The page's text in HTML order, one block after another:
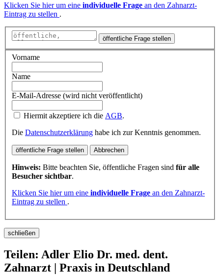
Klicken Sie hier um eine individuelle Frage an den Zahnarzt-
Eintrag zu stellen .
öffentliche Frage stellen
Vorname
Name
E-Mail-Adresse (wird nicht veröffentlicht)
Hiermit akzeptiere ich die AGB.
Die Datenschutzerklärung habe ich zur Kenntnis genommen.
öffentliche Frage stellen Abbrechen
Hinweis: Bitte beachten Sie, öffentliche Fragen sind für alle
Besucher sichtbar.
Klicken Sie hier um eine individuelle Frage an den Zahnarzt-
Eintrag zu stellen .
schließen
Teilen: Adler Elio Dr. med. dent.
Zahnarzt | Praxis in Deutschland